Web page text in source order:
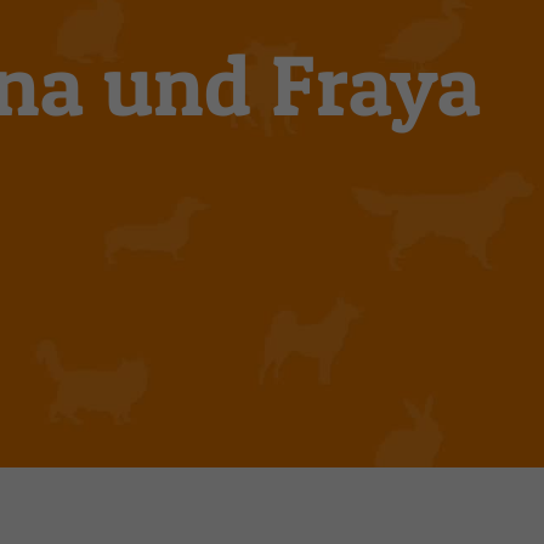
und Fraya